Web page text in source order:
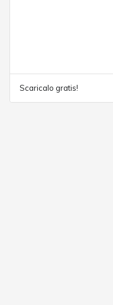
Scaricalo gratis!